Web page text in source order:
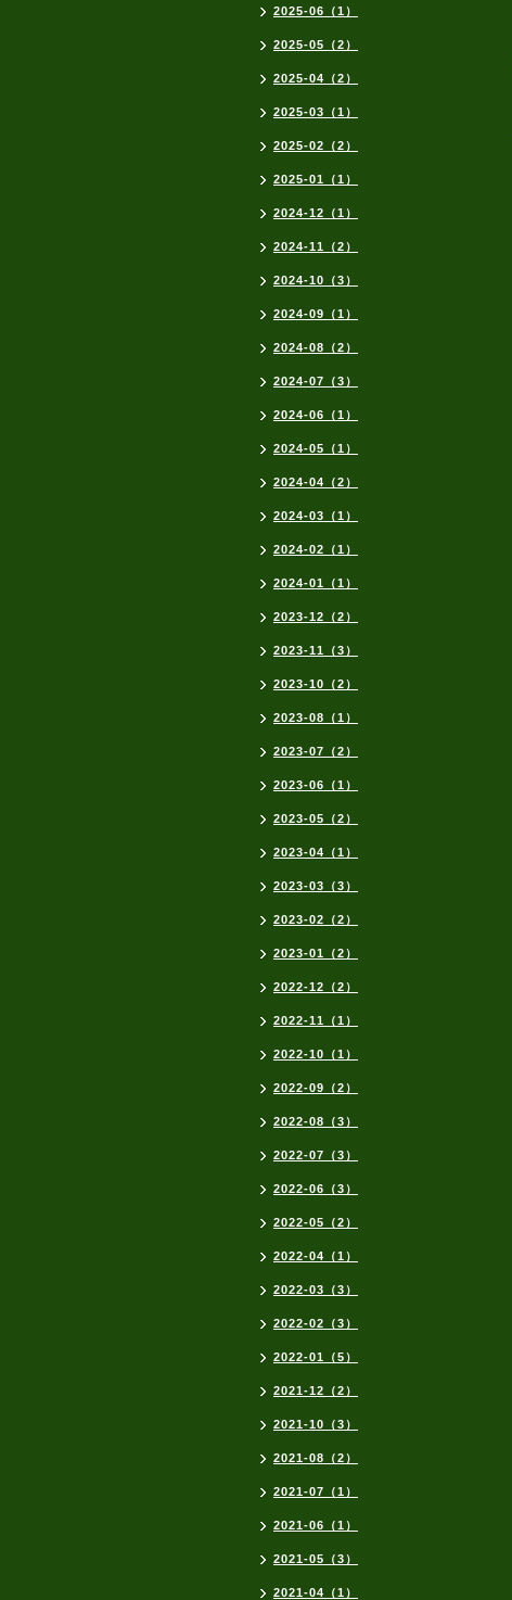
2025-06（1）
2025-05（2）
2025-04（2）
2025-03（1）
2025-02（2）
2025-01（1）
2024-12（1）
2024-11（2）
2024-10（3）
2024-09（1）
2024-08（2）
2024-07（3）
2024-06（1）
2024-05（1）
2024-04（2）
2024-03（1）
2024-02（1）
2024-01（1）
2023-12（2）
2023-11（3）
2023-10（2）
2023-08（1）
2023-07（2）
2023-06（1）
2023-05（2）
2023-04（1）
2023-03（3）
2023-02（2）
2023-01（2）
2022-12（2）
2022-11（1）
2022-10（1）
2022-09（2）
2022-08（3）
2022-07（3）
2022-06（3）
2022-05（2）
2022-04（1）
2022-03（3）
2022-02（3）
2022-01（5）
2021-12（2）
2021-10（3）
2021-08（2）
2021-07（1）
2021-06（1）
2021-05（3）
2021-04（1）